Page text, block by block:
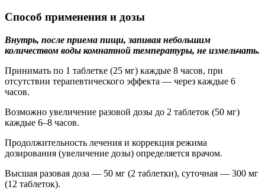
Способ применения и дозы
Внутрь, после приема пищи, запивая небольшим
количеством воды комнатной температуры, не измельчать.
Принимать по 1 таблетке (25 мг) каждые 8 часов, при
отсутствии терапевтического эффекта — через каждые 6
часов.
Возможно увеличение разовой дозы до 2 таблеток (50 мг)
каждые 6–8 часов.
Продолжительность лечения и коррекция режима
дозирования (увеличение дозы) определяется врачом.
Высшая разовая доза — 50 мг (2 таблетки), суточная — 300 мг
(12 таблеток).